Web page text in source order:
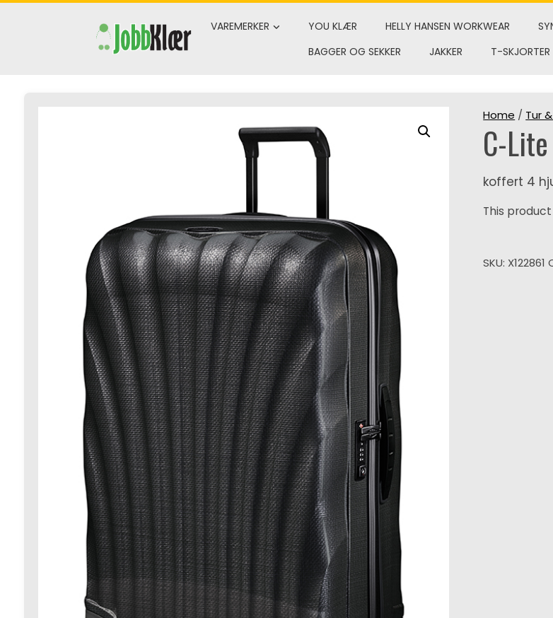
Skip
VAREMERKER YOU KLÆR HELLY HANSEN WORKWEAR
BAGGER OG SEKKER
JAKKER T-SKJORTER
Home / Tur
C-
koffert 4
This
SKU: X122861